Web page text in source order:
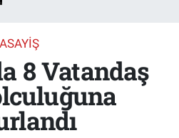
ASAYIŞ
8 Vatandaş